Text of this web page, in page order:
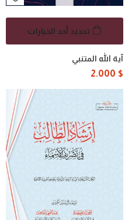
تحديد أحد الخيارات
آية الله المتنبي
2.000 $